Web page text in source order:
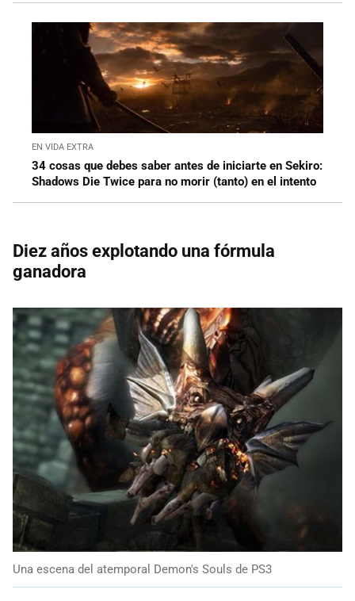
EN VIDA EXTRA
34 cosas que debes saber antes de iniciarte en Sekiro:
Shadows Die Twice para no morir (tanto) en el intento
Diez años explotando una fórmula
ganadora
Una escena del atemporal Demon's Souls de PS3